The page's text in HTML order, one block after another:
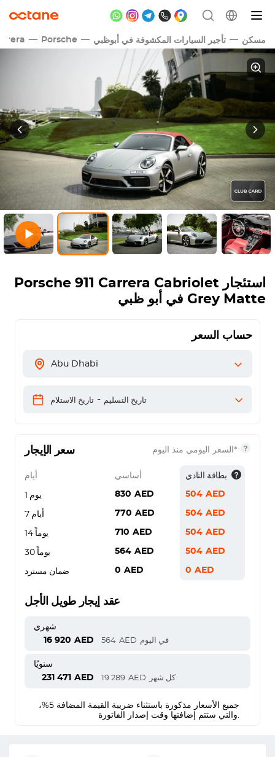
مسكن تأجير السيارات المكشوفة في أبوظبي Porsche
استئجار Porsche 911 Carrera Cabriolet
Grey Matte في أبو ظبي
حساب السعر
Abu Dhabi
تاريخ الاستلام - تاريخ التسليم
سعر الإيجار *السعر اليومي منذ اليوم
أيام أساسي بطاقة النادي
يوم 1 830 AED 504 AED
7 أيام 770 AED 504 AED
14 يوماً 710 AED 504 AED
30 يوماً 564 AED 504 AED
ضمان مسترد 0 AED 0 AED
عقد إيجار طويل الأجل
شهري
16 920 AED 564 AED في اليوم
سنويًا
231 471 AED 19 289 AED كل شهر
جميع الأسعار مذكورة باستثناء ضريبة القيمة المضافة 5%،
والتي ستتم إضافتها وقت إصدار الفاتورة.